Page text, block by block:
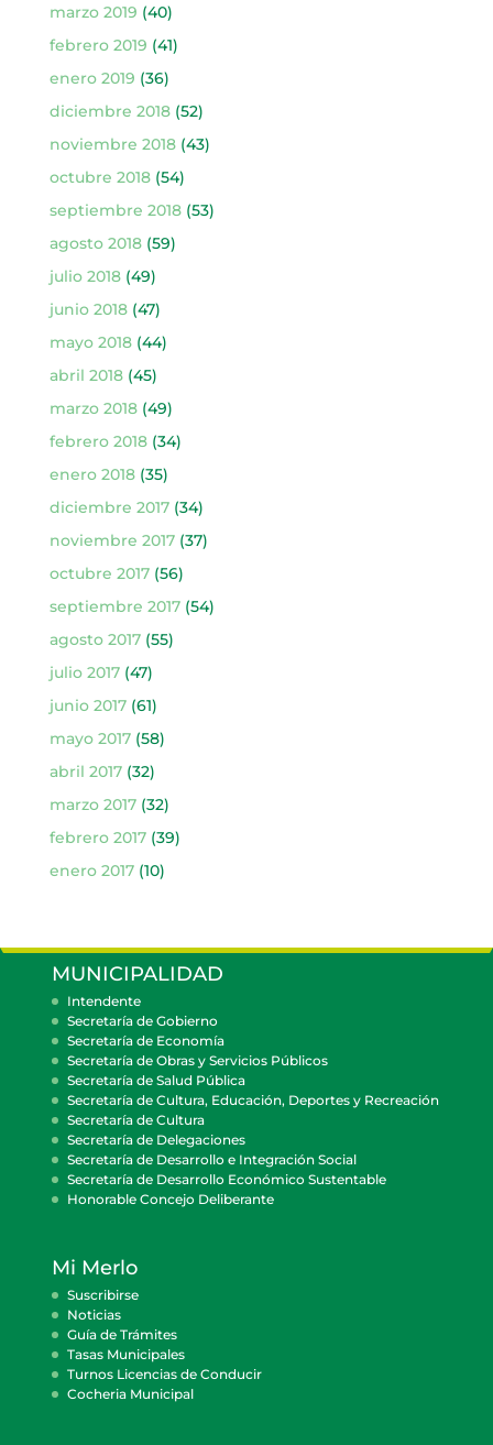
marzo 2019 (40)
febrero 2019 (41)
enero 2019 (36)
diciembre 2018(52)
noviembre 2018(43)
octubre 2018(54)
septiembre 2018(53)
agosto 2018(59)
julio 2018(49)
junio 2018(47)
mayo 2018(44)
abril 2018(45)
marzo 2018(49)
febrero 2018(34)
enero 2018(35)
diciembre 2017(34)
noviembre 2017(37)
octubre 2017(56)
septiembre 2017(54)
agosto 2017(55)
julio 2017(47)
junio 2017(61)
mayo 2017(58)
abril 2017(32)
marzo 2017(32)
febrero 2017(39)
enero 2017(10)
MUNICIPALIDAD
Intendente
Secretaría de Gobierno
Secretaría de Economía
Secretaría de Obras y Servicios Públicos
Secretaría de Salud Pública
Secretaría de Cultura, Educación, Deportes y Recreación
Secretaría de Cultura
Secretaría de Delegaciones
Secretaría de Desarrollo e Integración Social
Secretaría de Desarrollo Económico Sustentable
Honorable Concejo Deliberante
Mi Merlo
Suscribirse
Noticias
Guía de Trámites
Tasas Municipales
Turnos Licencias de Conducir
Cocheria Municipal